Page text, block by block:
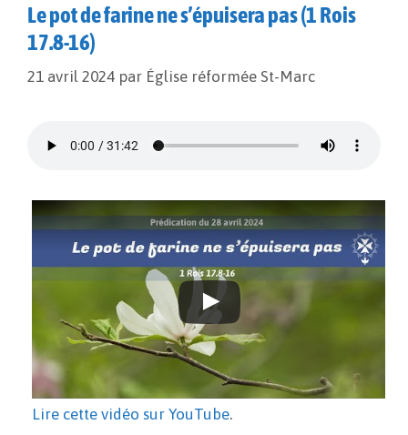
Le pot de farine ne s’épuisera pas (1 Rois
17.8-16)
21 avril 2024 par Église réformée St-Marc
Lire cette vidéo sur YouTube.